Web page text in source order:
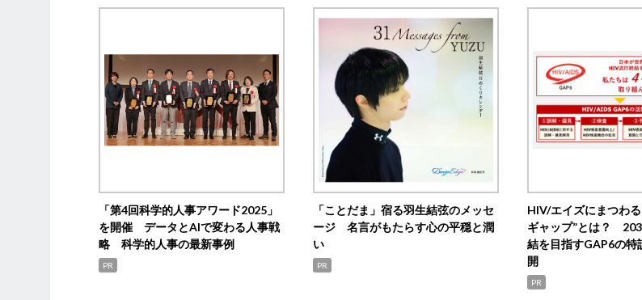
「第4回科学的人事アワード2025」
を開催 データとAIで変わる人事戦
略 科学的人事の最新事例
PR
「ことだま」宿る羽生結弦のメッセ
ージ 名言がもたらす心の平穏と潤
い
PR
HIV/エイズにまつわ
ギャップ”とは？
結を目指すGAP6の特
開
PR